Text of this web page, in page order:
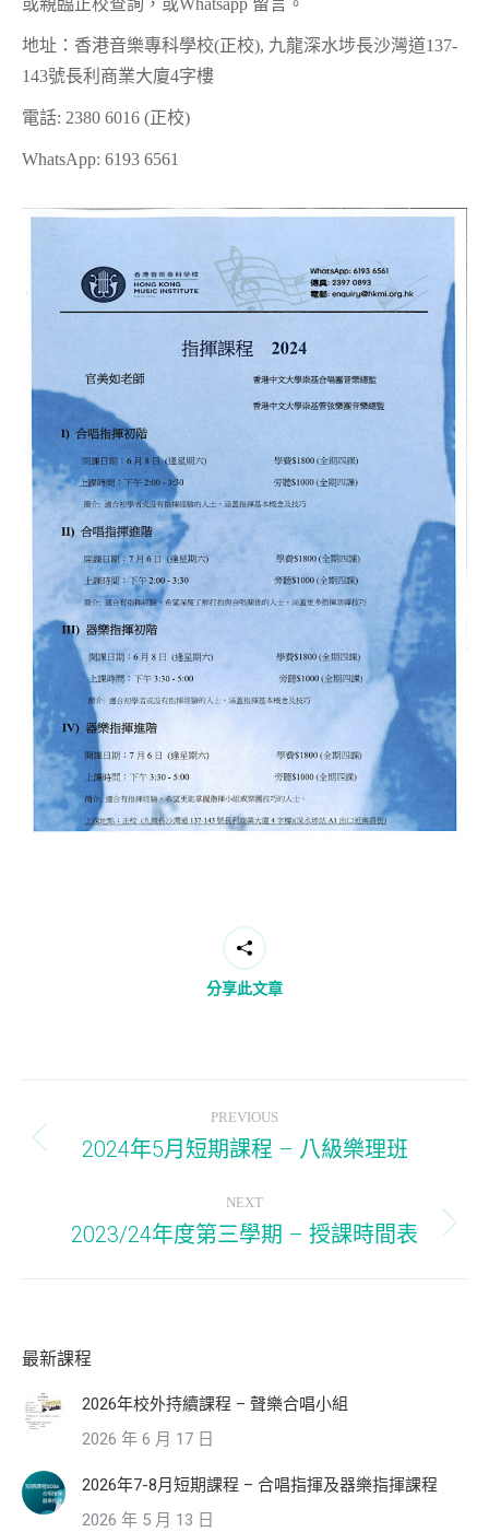
或親臨正校查詢，或Whatsapp 留言。
地址：香港音樂專科學校(正校), 九龍深水埗長沙灣道137-
143號長利商業大廈4字樓
電話: 2380 6016 (正校)
WhatsApp: 6193 6561
分享此文章
navigation
PREVIOUS
Previous
2024年5月短期課程 – 八級樂理班
NEXT
Next
2023/24年度第三學期 – 授課時間表
最新課程
2026年校外持續課程 – 聲樂合唱小組
2026 年 6 月 17 日
2026年7-8月短期課程 – 合唱指揮及器樂指揮課程
2026 年 5 月 13 日